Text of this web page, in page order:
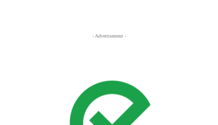
- Advertisement -